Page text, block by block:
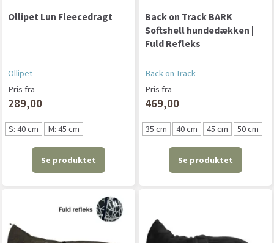
Ollipet Lun Fleecedragt
Ollipet
Pris fra
289,00
S: 40 cm M: 45 cm
Se produktet
Back on Track BARK
Softshell hundedækken |
Fuld Refleks
Back on Track
Pris fra
469,00
35 cm 40 cm 45 cm 50 cm
Se produktet